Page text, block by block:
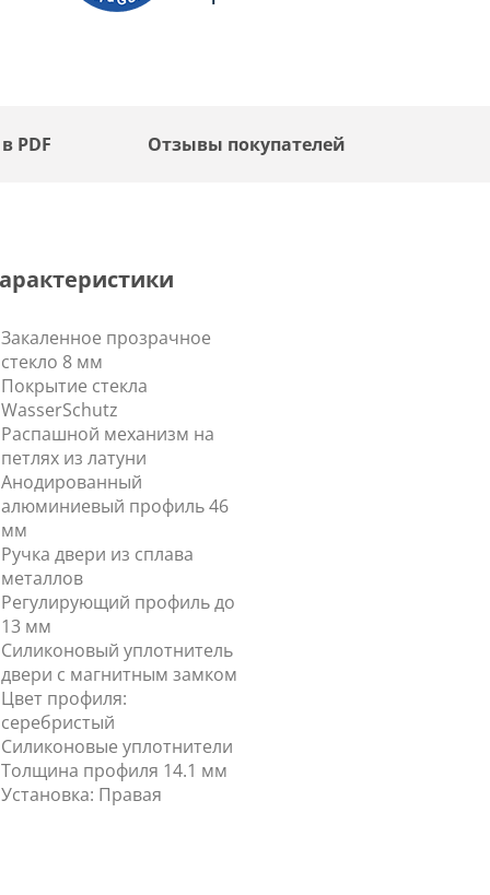
PDF Отзывы покупателей
Закаленное прозрачное
стекло 8 мм
Покрытие стекла
WasserSchutz
Распашной механизм на
петлях из латуни
Анодированный
алюминиевый профиль 46
мм
Ручка двери из сплава
металлов
Регулирующий профиль до
13 мм
Силиконовый уплотнитель
двери с магнитным замком
Цвет профиля:
серебристый
Силиконовые уплотнители
Толщина профиля 14.1 мм
Установка: Правая